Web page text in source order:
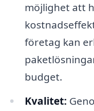
möjlighet att
företag kan
budget.
Kvalitet: